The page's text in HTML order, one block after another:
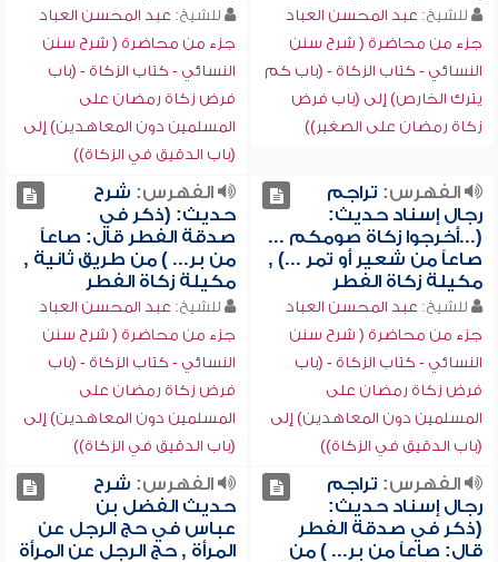
للشيخ: عبد المحسن العباد
جزء من محاضرة ( شرح سنن
النسائي - كتاب الزكاة - (باب كم
يترك الخارص) إلى (باب فرض
زكاة رمضان على الصغير))
للشيخ: عبد المحسن العباد
جزء من محاضرة ( شرح سنن
النسائي - كتاب الزكاة - (باب
فرض زكاة رمضان على
المسلمين دون المعاهدين) إلى
(باب الدقيق في الزكاة))
الفهرس: تراجم
رجال إسناد حديث:
(...أخرجوا زكاة صومكم ...
صاعاً من شعير أو تمر ...) ,
مكيلة زكاة الفطر
للشيخ: عبد المحسن العباد
جزء من محاضرة ( شرح سنن
النسائي - كتاب الزكاة - (باب
فرض زكاة رمضان على
المسلمين دون المعاهدين) إلى
(باب الدقيق في الزكاة))
الفهرس: شرح
حديث: (ذكر في
صدقة الفطر قال: صاعاً
من بر... ) من طريق ثانية ,
مكيلة زكاة الفطر
للشيخ: عبد المحسن العباد
جزء من محاضرة ( شرح سنن
النسائي - كتاب الزكاة - (باب
فرض زكاة رمضان على
المسلمين دون المعاهدين) إلى
(باب الدقيق في الزكاة))
الفهرس: تراجم
رجال إسناد حديث:
(ذكر في صدقة الفطر
قال: صاعاً من بر... ) من
الفهرس: شرح
حديث الفضل بن
عباس في حج الرجل عن
المرأة , حج الرجل عن المرأة